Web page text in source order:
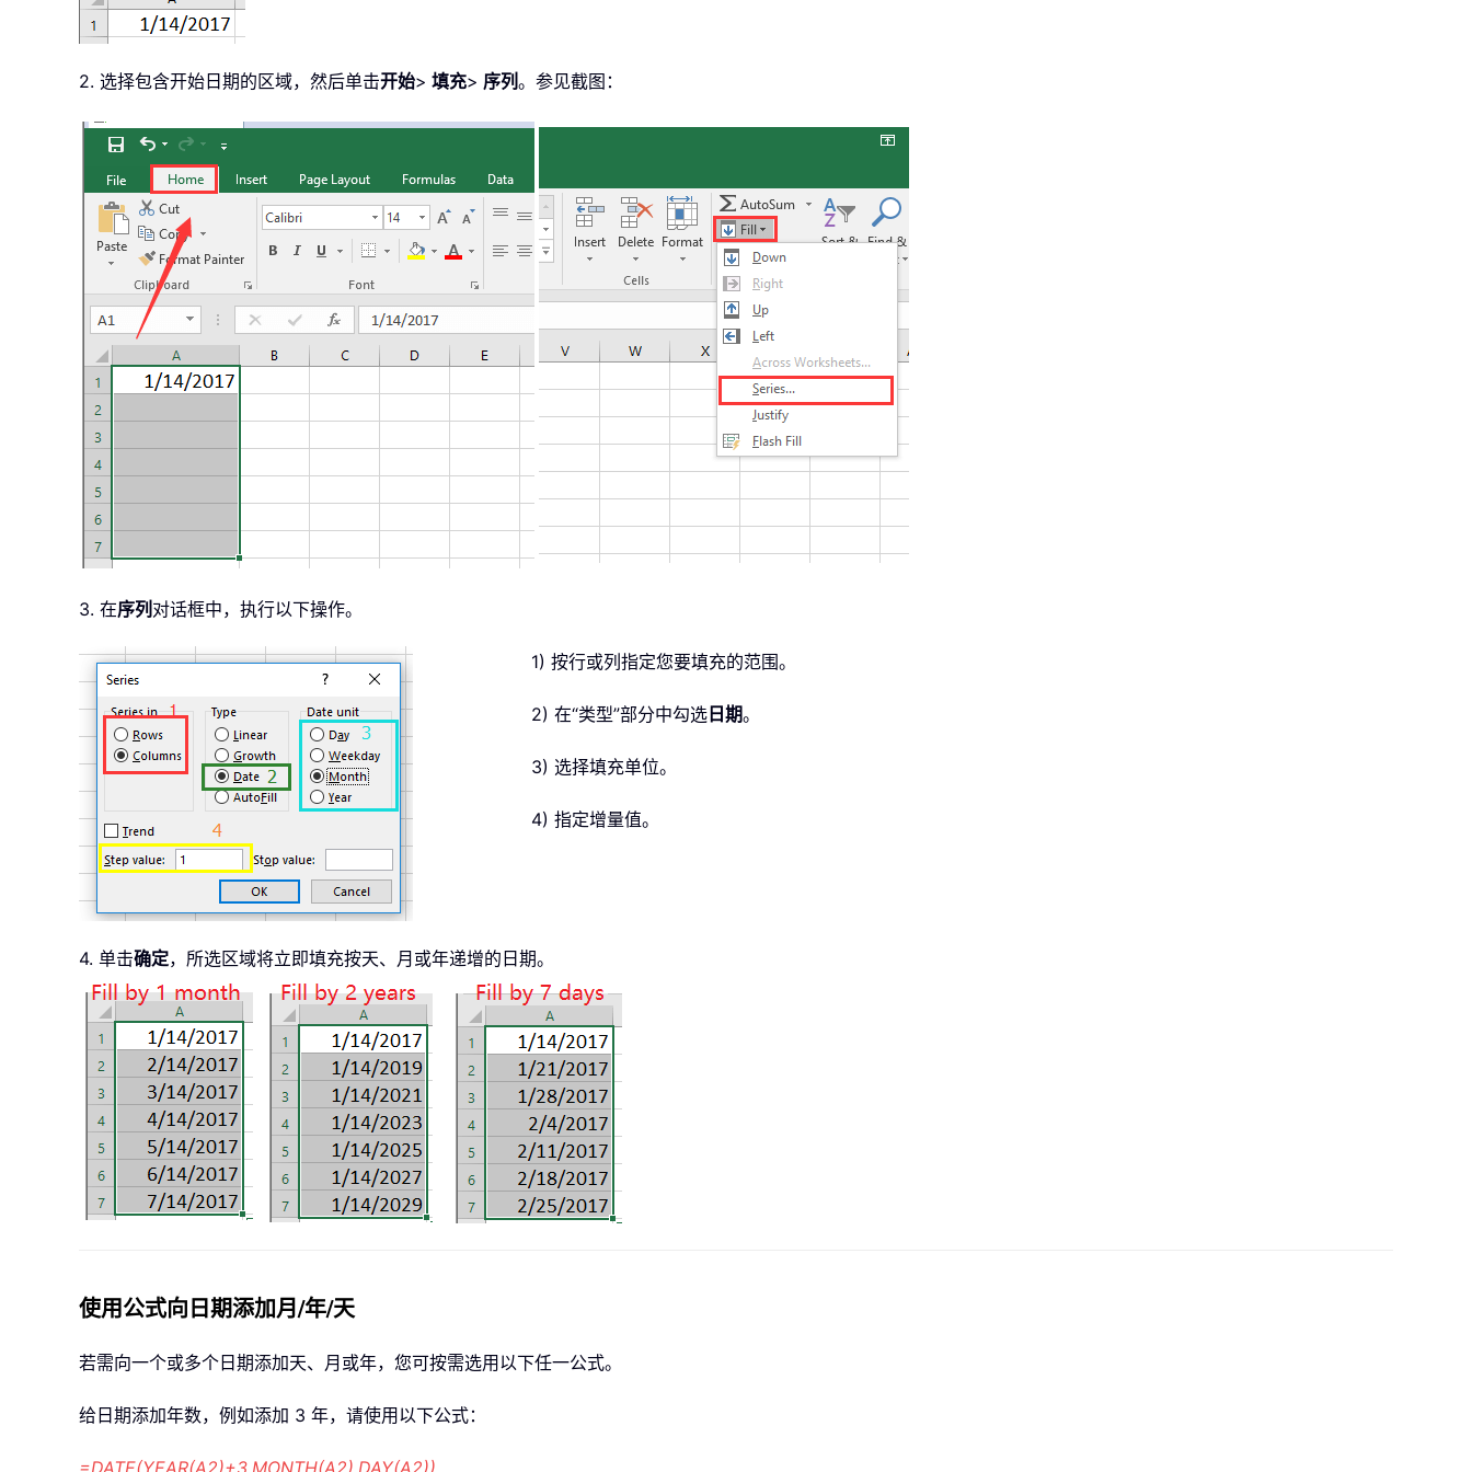
2. 选择包含开始日期的区域，然后单击开始> 填充> 序列。参见截图：
3. 在序列 对话框中，执行以下操作。
1) 按行或列指定您要填充的范围。
2) 在“类型”部分中勾选 日期。
3) 选择填充单位。
4) 指定增量值。
4. 单击确定，所选区域将立即填充按天、月或年递增的日期。
使用公式向日期添加月/年/天
若需向一个或多个日期添加天、月或年，您可按需选用以下任一公式。
给日期添加年数，例如添加 3 年，请使用以下公式：